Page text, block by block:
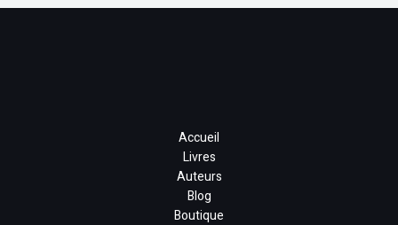
Accueil
Livres
Auteurs
Blog
Boutique